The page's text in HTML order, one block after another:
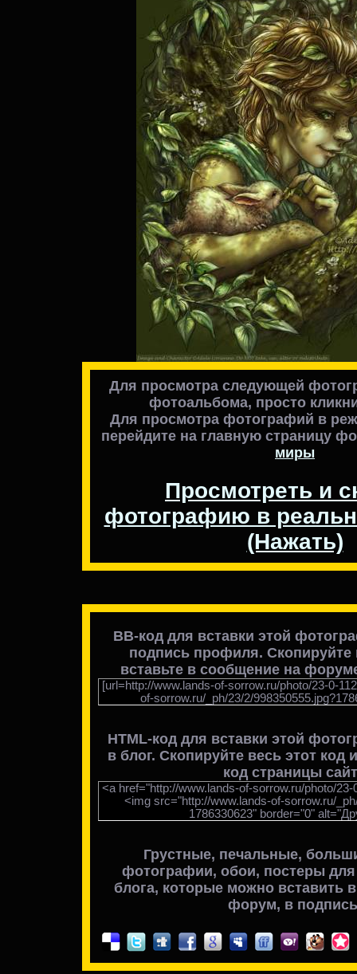
Для просмотра следующей
фотоальбома, просто
Для просмотра фотографий в
перейдите на главную страницу
миры
Просмотреть и
фотографию в
(Нажать)
BB-код для вставки этой
подпись профиля. Скопируйте
вставьте в сообщение на
[url=http://www.lands-of-sorrow.ru/photo/23-0-
of-sorrow.ru/_ph/23/2/
HTML-код для вставки этой
в блог. Скопируйте весь этот код
код страницы
<a href="http://www.lands-of-sorrow.ru/photo/
<img src="http://www.lands-of-sorrow.ru/
1786330623" border="0"
Грустные, печальные,
фотографии, обои, постеры
блога, которые можно вставить в
форум, в